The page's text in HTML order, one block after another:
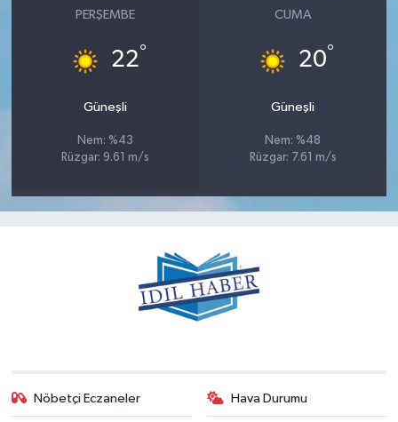
PERŞEMBE
22°
Güneşli
Nem: %43
Rüzgar: 9.61 m/s
CUMA
20°
Güneşli
Nem: %48
Rüzgar: 7.61 m/s
Nöbetçi Eczaneler Hava Durumu